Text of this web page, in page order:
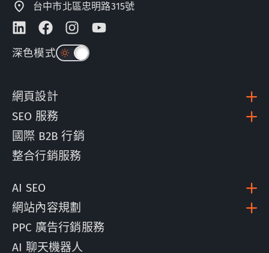
台中市北區忠明路315號
深色模式
網頁設計
SEO 服務
國際 B2B 行銷
整合行銷服務
AI SEO
網站內容規劃
PPC 廣告行銷服務
AI 聊天機器人